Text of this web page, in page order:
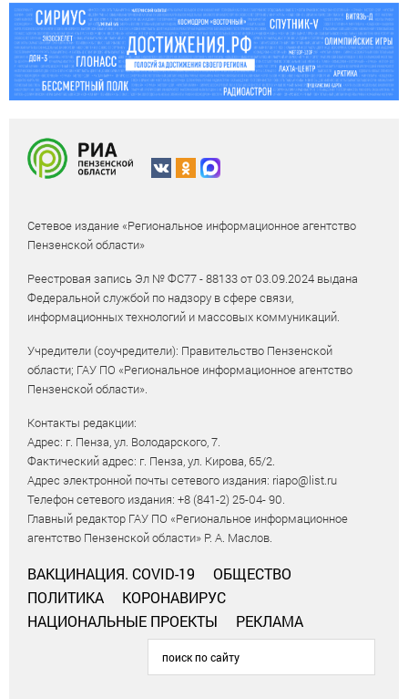
Сетевое издание «Региональное информационное агентство
Пензенской области»
Реестровая запись Эл № ФС77 - 88133 от 03.09.2024 выдана
Федеральной службой по надзору в сфере связи,
информационных технологий и массовых коммуникаций.
Учредители (соучредители): Правительство Пензенской
области; ГАУ ПО «Региональное информационное агентство
Пензенской области».
Контакты редакции:
Адрес: г. Пенза, ул. Володарского, 7.
Фактический адрес: г. Пенза, ул. Кирова, 65/2.
Адрес электронной почты сетевого издания: riapo@list.ru
Телефон сетевого издания: +8 (841-2) 25-04- 90.
Главный редактор ГАУ ПО «Региональное информационное
агентство Пензенской области» Р. А. Маслов.
ВАКЦИНАЦИЯ. COVID-19
ОБЩЕСТВО
ПОЛИТИКА
КОРОНАВИРУС
НАЦИОНАЛЬНЫЕ ПРОЕКТЫ
РЕКЛАМА